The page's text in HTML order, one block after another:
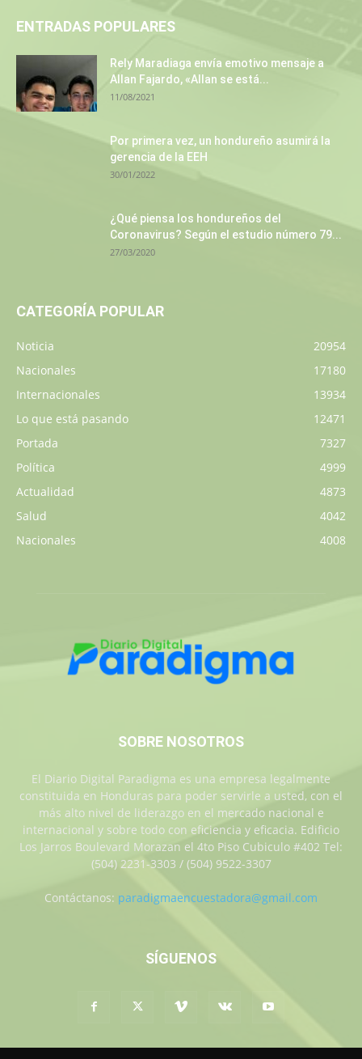
ENTRADAS POPULARES
Rely Maradiaga envía emotivo mensaje a
Allan Fajardo, «Allan se está...
11/08/2021
Por primera vez, un hondureño asumirá la
gerencia de la EEH
30/01/2022
¿Qué piensa los hondureños del
Coronavirus? Según el estudio número 79...
27/03/2020
CATEGORÍA POPULAR
Noticia
20954
Nacionales
17180
Internacionales
13934
Lo que está pasando
12471
Portada
7327
Política
4999
Actualidad
4873
Salud
4042
Nacionales
4008
SOBRE NOSOTROS
El Diario Digital Paradigma es una empresa legalmente
constituida en Honduras para poder servirle a usted, con el
más alto nivel de liderazgo en el mercado nacional e
internacional y sobre todo con eficiencia y eficacia. Edificio
Los Jarros Boulevard Morazan el 4to Piso Cubiculo #402 Tel:
(504) 2231-3303 / (504) 9522-3307
Contáctanos: paradigmaencuestadora@gmail.com
SÍGUENOS